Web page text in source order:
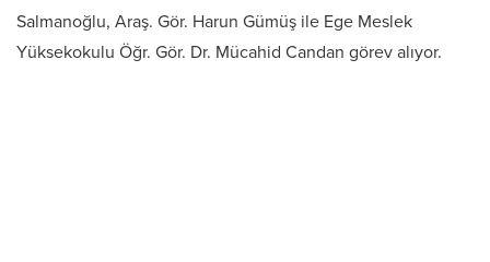
Salmanoğlu, Araş. Gör. Harun Gümüş ile Ege Meslek
Yüksekokulu Öğr. Gör. Dr. Mücahid Candan görev alıyor.